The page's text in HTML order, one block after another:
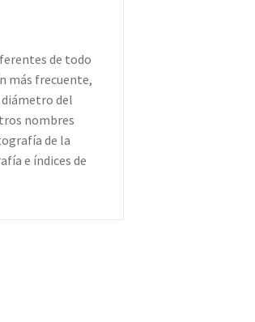
de todo
más frecuente,
del
nombres
de la
e índices de